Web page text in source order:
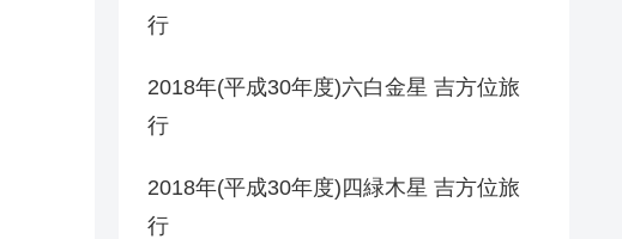
行
2018年(平成30年度)六白金星 吉方位旅
行
2018年(平成30年度)四緑木星 吉方位旅
行